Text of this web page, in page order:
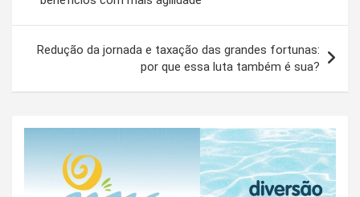
Post
Redução da jornada e taxação das grandes fortunas:
por que essa luta também é sua?